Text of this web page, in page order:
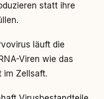
statt ihre
läuft die
Viren wie das
im Zellsaft.